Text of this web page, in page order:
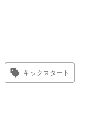
キックスタート